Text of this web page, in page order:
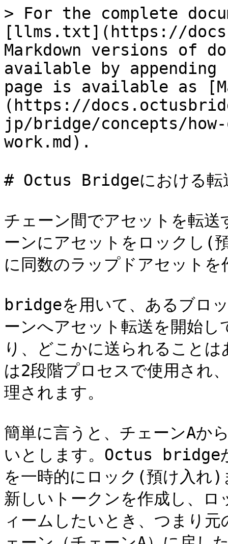
> For the complete
[llms.txt](https://
Markdown versions of
available by
page is available as
(https://
jp/bridge/concepts/
work.md).
# Octus Bridgeにおける転
チェーン間でアセットを転
ーンにアセットをロックし(
に同数のラップドアセットを
bridgeを用いて、あるブロ
ーンへアセット転送を開始
り、どこかに送られること
は2段階プロセスで使用され
理されます。
簡単に言うと、チェーンAか
いとします。Octus bridge
を一時的にロック(預け入れ)
新しいトークンを作成し、
ィームしたいとき、つまり